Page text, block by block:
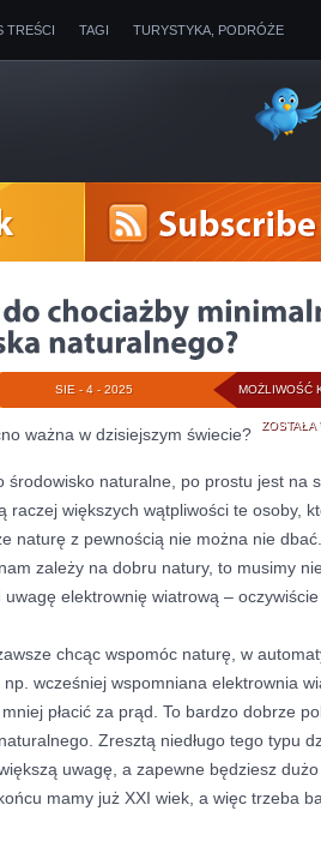
TREŚCI TAGI TURYSTYKA, PODRÓŻE
MOŻLIWOŚĆ
ZOSTAŁA
SIE - 4 - 2025
ważna w dzisiejszym świecie?
środowisko naturalne, po prostu jest na
raczej większych wątpliwości te osoby,
naturę z pewnością nie można nie
zależy na dobru natury, to musimy
elektrownię wiatrową – oczywiście
chcąc wspomóc naturę, w
wcześniej wspomniana elektrownia
płacić za prąd. To bardzo dobrze
Zresztą niedługo tego typu
uwagę, a zapewne będziesz
mamy już XXI wiek, a więc trzeba